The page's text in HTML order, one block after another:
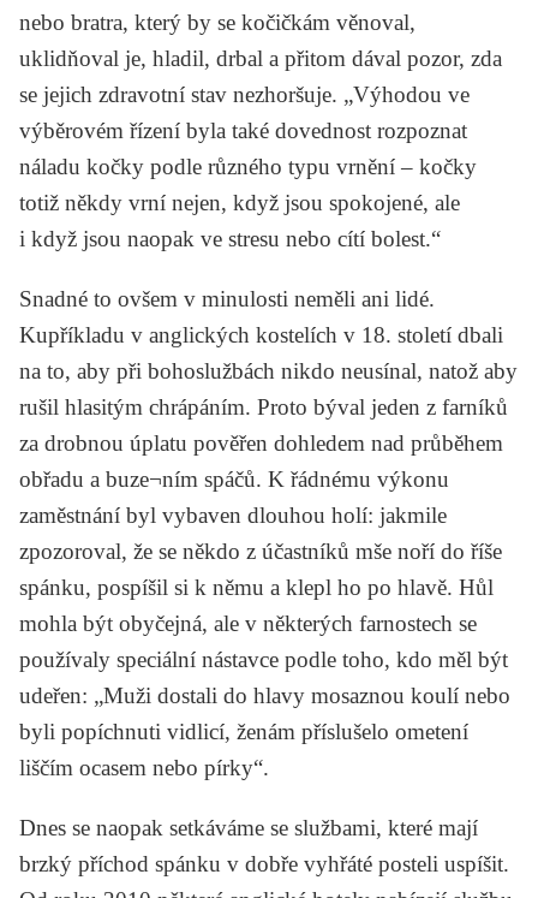
nebo bratra, který by se kočičkám věnoval,
uklidňoval je, hladil, drbal a přitom dával pozor, zda
se jejich zdravotní stav nezhoršuje. „Výhodou ve
výběrovém řízení byla také dovednost rozpoznat
náladu kočky podle různého typu vrnění – kočky
totiž někdy vrní nejen, když jsou spokojené, ale
i když jsou naopak ve stresu nebo cítí bolest.“
Snadné to ovšem v minulosti neměli ani lidé.
Kupříkladu v anglických kostelích v 18. století dbali
na to, aby při bohoslužbách nikdo neusínal, natož aby
rušil hlasitým chrápáním. Proto býval jeden z farníků
za drobnou úplatu pověřen dohledem nad průběhem
obřadu a buze¬ním spáčů. K řádnému výkonu
zaměstnání byl vybaven dlouhou holí: jakmile
zpozoroval, že se někdo z účastníků mše noří do říše
spánku, pospíšil si k němu a klepl ho po hlavě. Hůl
mohla být obyčejná, ale v některých farnostech se
používaly speciální nástavce podle toho, kdo měl být
udeřen: „Muži dostali do hlavy mosaznou koulí nebo
byli popíchnuti vidlicí, ženám příslušelo ometení
liščím ocasem nebo pírky“.
Dnes se naopak setkáváme se službami, které mají
brzký příchod spánku v dobře vyhřáté posteli uspíšit.